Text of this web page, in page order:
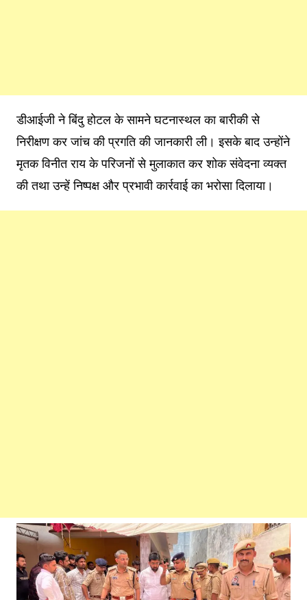
डीआईजी ने बिंदु होटल के सामने घटनास्थल का बारीकी से
निरीक्षण कर जांच की प्रगति की जानकारी ली। इसके बाद उन्होंने
मृतक विनीत राय के परिजनों से मुलाकात कर शोक संवेदना व्यक्त
की तथा उन्हें निष्पक्ष और प्रभावी कार्रवाई का भरोसा दिलाया।